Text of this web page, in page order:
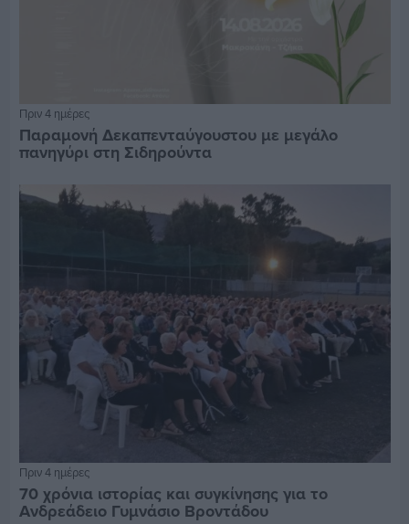
Πριν 4 ημέρες
Παραμονή Δεκαπενταύγουστου με μεγάλο
πανηγύρι στη Σιδηρούντα
Πριν 4 ημέρες
70 χρόνια ιστορίας και συγκίνησης για το
Ανδρεάδειο Γυμνάσιο Βροντάδου